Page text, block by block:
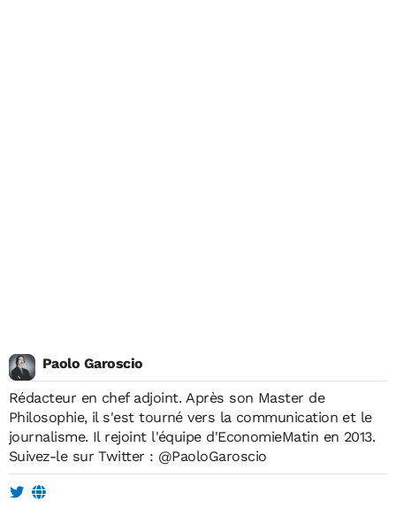
Paolo Garoscio
Rédacteur en chef adjoint. Après son Master de
Philosophie, il s'est tourné vers la communication et le
journalisme. Il rejoint l'équipe d'EconomieMatin en 2013.
Suivez-le sur Twitter : @PaoloGaroscio